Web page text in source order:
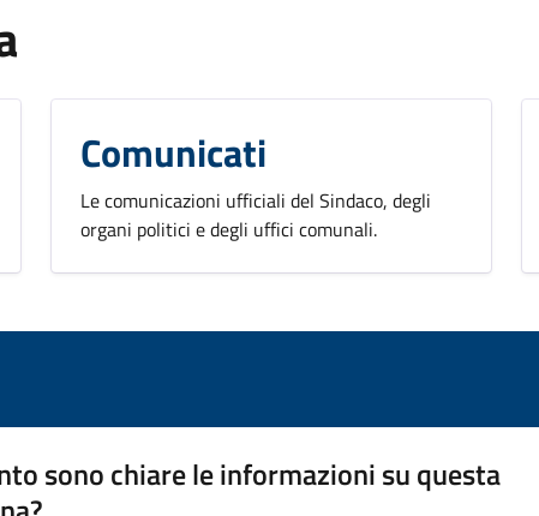
Comunicati
Le comunicazioni ufficiali del Sindaco, degli
organi politici e degli uffici comunali.
sono chiare le informazioni su questa